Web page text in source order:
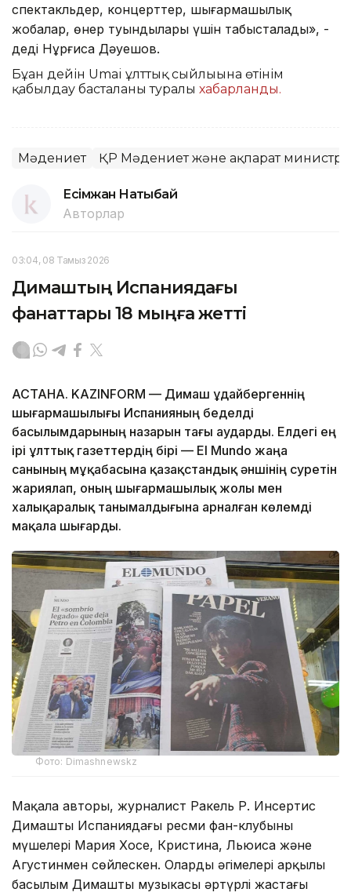
спектакльдер, концерттер, шығармашылық
жобалар, өнер туындылары үшін табысталады», -
деді Нұрғиса Дәуешов.
Бұған дейін Umai ұлттық сыйлығына өтінім
қабылдау басталғаны туралы хабарланды.
Мәдениет ҚР Мәдениет және ақпарат
Есімжан Нақтыбай
Авторлар
03:04, 08 Тамыз 2026
Димаштың Испаниядағы
фанаттары 18 мыңға жетті
АСТАНА. KAZINFORM — Димаш Құдайбергеннің
шығармашылығы Испанияның беделді
басылымдарының назарын тағы аударды. Елдегі ең
ірі ұлттық газеттердің бірі — El Mundo жаңа
санының мұқабасына қазақстандық әншінің суретін
жариялап, оның шығармашылық жолы мен
халықаралық танымалдығына арналған көлемді
мақала шығарды.
Фото: Dimashnewskz
Мақала авторы, журналист Ракель Р. Инсертис
Димаштың Испаниядағы ресми фан-клубының
мүшелері Мария Хосе, Кристина, Льюиса және
Агустинмен сөйлескен. Олардың әңгімелері арқылы
басылым Димаштың музыкасы әртүрлі жастағы